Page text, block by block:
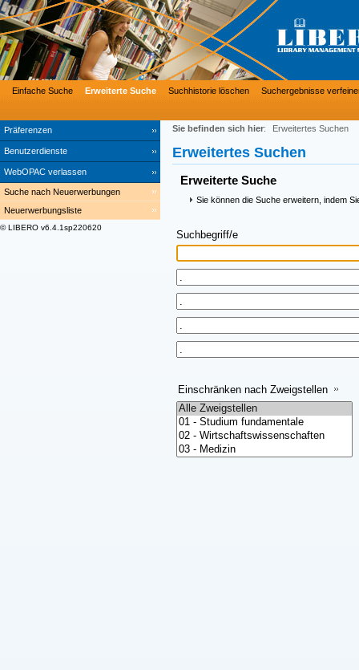
Präferenzen
Benutzerdienste
WebOPAC verlassen
Einfache Suche Erweiterte Suche Suchhistorie löschen Suchergebnisse
Suche nach Neuerwerbungen
Neuerwerbungsliste
© LIBERO v6.4.1sp220620
Sie befinden sich hier: Erweitertes Suchen
Erweitertes Suchen
Erweiterte Suche
Sie können die Suche erweitern, indem
Suchbegriff/e
Einschränken nach Zweigstellen